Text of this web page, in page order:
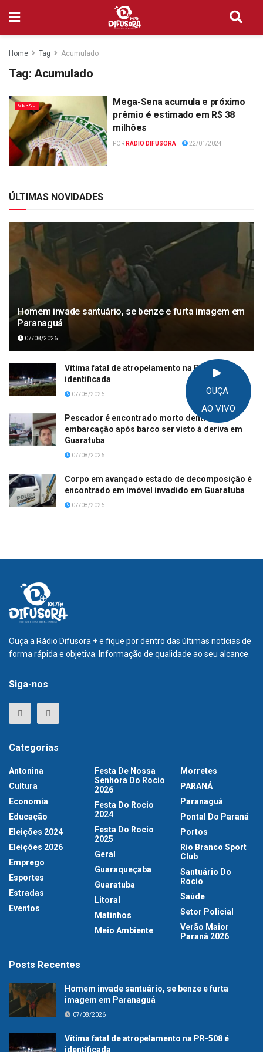
OUÇA
AO VIVO
Home Tag Acumulado
Tag: Acumulado
GERAL
Mega-Sena acumula e próximo
prêmio é estimado em R$ 38
milhões
POR RÁDIO DIFUSORA 22/01/2024
ÚLTIMAS NOVIDADES
Homem invade santuário, se benze e furta imagem em
Paranaguá
07/08/2026
Vítima fatal de atropelamento na PR-508 é
identificada
07/08/2026
Pescador é encontrado morto dentro de
embarcação após barco ser visto à deriva em
Guaratuba
07/08/2026
Corpo em avançado estado de decomposição é
encontrado em imóvel invadido em Guaratuba
07/08/2026
Ouça a Rádio Difusora + e fique por dentro das últimas notícias de
forma rápida e objetiva. Informação de qualidade ao seu alcance.
Siga-nos
Categorias
Antonina
Cultura
Economia
Educação
Eleições 2024
Eleições 2026
Emprego
Esportes
Estradas
Eventos
Festa De Nossa
Senhora Do Rocio
2026
Festa Do Rocio
2024
Festa Do Rocio
2025
Geral
Guaraqueçaba
Guaratuba
Litoral
Matinhos
Meio Ambiente
Morretes
PARANÁ
Paranaguá
Pontal Do Paraná
Portos
Rio Branco Sport
Club
Santuário Do
Rocio
Saúde
Setor Policial
Verão Maior
Paraná 2026
Posts Recentes
Homem invade santuário, se benze e furta
imagem em Paranaguá
07/08/2026
Vítima fatal de atropelamento na PR-508 é
identificada